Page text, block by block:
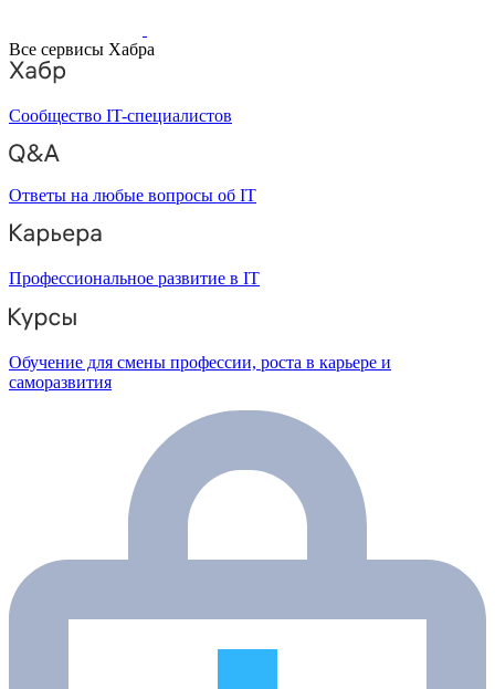
Все сервисы Хабра
Сообщество IT-специалистов
Ответы на любые вопросы об IT
Профессиональное развитие в IT
Обучение для смены профессии, роста в карьере и
саморазвития